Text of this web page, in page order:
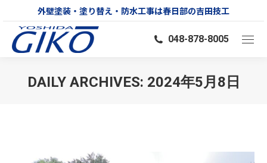
外壁塗装・塗り替え・防水工事は春日部の吉田技工
048-878-8005
DAILY ARCHIVES: 2024年5月8日